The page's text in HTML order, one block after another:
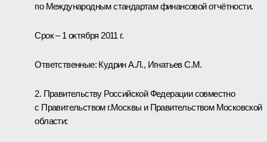
по Международным стандартам финансовой отчётности.
Срок – 1 октября 2011 г.
Ответственные: Кудрин А.Л., Игнатьев С.М.
2. Правительству Российской Федерации совместно
с Правительством г.Москвы и Правительством Московской
области: